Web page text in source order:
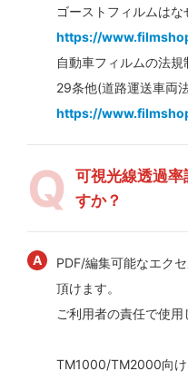
ゴーストフィルムはな
https://
自動車フィルムの法
29条他(道路運送車両
https://
可視光線透過率
すか？
PDF/編集可能なエク
頂けます。
ご利用者の責任で使用
TM1000/TM2000向け